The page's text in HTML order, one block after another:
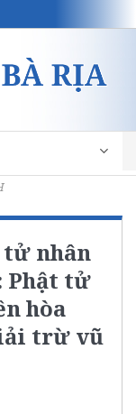
nhân
Phật tử
hòa
trừ vũ